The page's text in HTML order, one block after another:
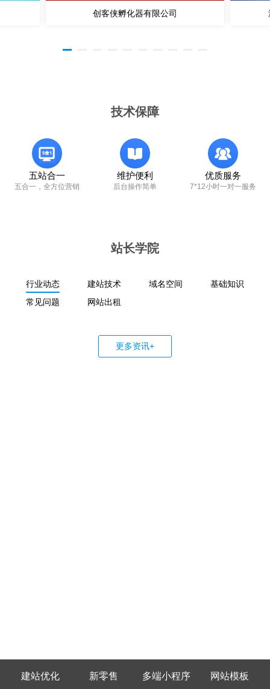
创客侠孵化器有限公司
技术保障
五站合一
五合一，全方位营销
维护便利
后台操作简单
优质服务
7*12小时一对一服务
站长学院
行业动态 建站技术 域名空间
基础知识
常见问题
网站出租
更多资讯+
建站优化 新零售 多端小程序 网站模板